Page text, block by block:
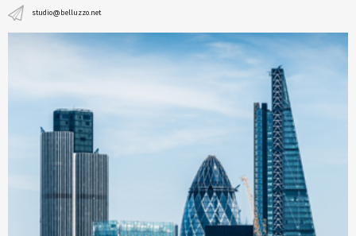
studio@belluzzo.net